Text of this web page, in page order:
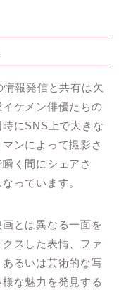
報発信と共有は欠
ケメン俳優たちの
にSNS上で大きな
ンによって撮影さ
く間にシェアさ
っています。
とは異なる一面を
スした表情、ファ
るいは芸術的な写
な魅力を発見する